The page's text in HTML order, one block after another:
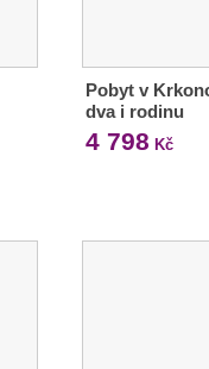
Pobyt v
dva i rodinu
4 798 Kč